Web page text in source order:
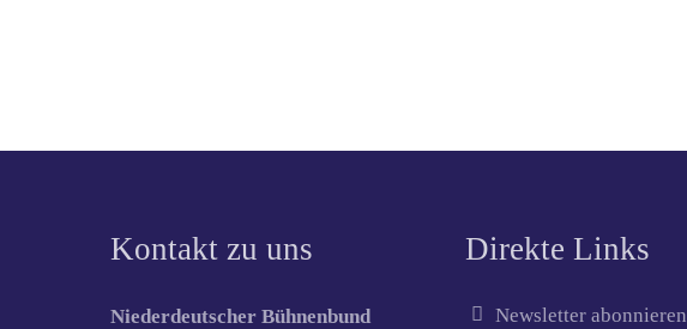
Kontakt zu uns
Niederdeutscher Bühnenbund
Direkte Links
Newsletter abonnieren